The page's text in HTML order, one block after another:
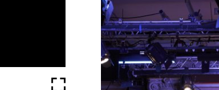
Fullscreen